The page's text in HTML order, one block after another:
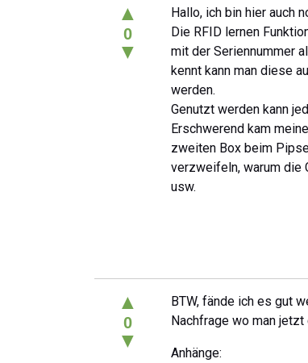
▲
0
▼
Hallo, ich bin hier auch
Die RFID lernen
mit der Seriennummer
kennt kann man diese
werden.
Genutzt werden kann
Erschwerend kam
zweiten Box beim
verzweifeln, warum die
usw.
▲
0
▼
BTW, fände ich es gut
Nachfrage wo man
Anhänge: